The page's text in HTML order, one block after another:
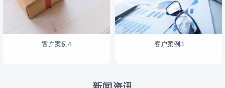
客户案例4 客户案例3